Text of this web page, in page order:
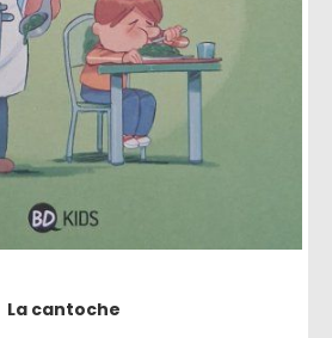
La cantoche